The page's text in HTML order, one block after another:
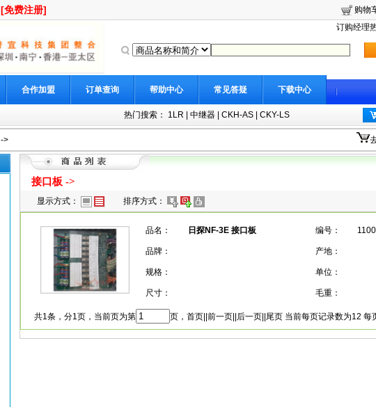
[免费注册]
购物
订购经理
合作加盟 订单查询 帮助中心 常见答疑 下载中心
热门搜索： 1LR 中继器 CKH-AS CKY-LS
->
接口板 ->
显示方式： 排序方式：
品名： 日探NF-3E 接口板 编号：
品牌： 产地：
规格： 单位：
尺寸： 毛重：
共1条，分1页，当前页为第 页，首页||前一页||后一页||尾页 当前每页记录数为12 每